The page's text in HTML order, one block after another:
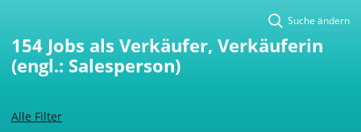
Alle Filter
Suche ändern
154 Jobs als Verkäufer, Verkäuferin
(engl.: Salesperson)